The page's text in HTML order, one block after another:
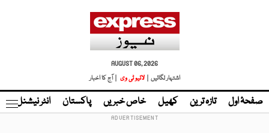
AUGUST 06, 2026
اشتہار لگائیں |
لائیو ٹی وی | آج کا اخبار
صفحۂ اول تازہ ترین کھیل خاص خبریں پاکستان انٹر نیشنل